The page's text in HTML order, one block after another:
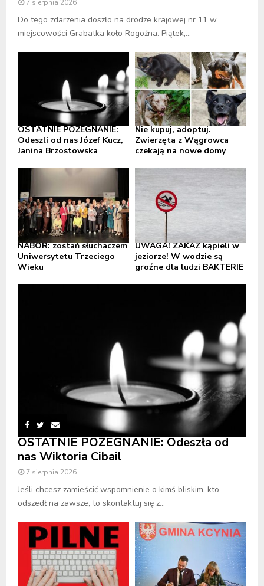
7 sierpnia 2026
Do tego zdarzenia doszło na drodze krajowej nr 11 w
miejscowości Grabatka koło Rogoźna. Piątek,...
OSTATNIE POŻEGNANIE:
Odeszli od nas Józef Kucz,
Janina Brzostowska
Nie kupuj, adoptuj.
Zwierzęta z Wągrowca
czekają na nowe domy
NABÓR: zostań słuchaczem
Uniwersytetu Trzeciego
Wieku
UWAGA! ZAKAZ kąpieli w
jeziorze! W wodzie są
groźne dla ludzi BAKTERIE
OSTATNIE POŻEGNANIE: Odeszła od
nas Wiktoria Cibail
7 sierpnia 2026
Jeśli chcesz zamieścić wspomnienie o kimś bliskim, kto
odszedł na zawsze, to skontaktuj się z...